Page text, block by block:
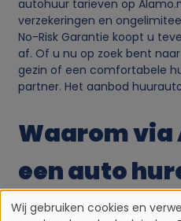
autohuur tarieven op
verzekeringen en
No-Risk Garantie koopt u
af. Of u nu op zoek bent
gezin of een comfortabele
partner. Het aanbod
Waarom via
een auto
Downtown?
Wij gebruiken cookies en